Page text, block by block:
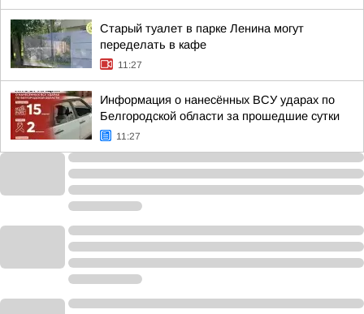
Старый туалет в парке Ленина могут
переделать в кафе
11:27
Информация о нанесённых ВСУ ударах по
Белгородской области за прошедшие сутки
11:27